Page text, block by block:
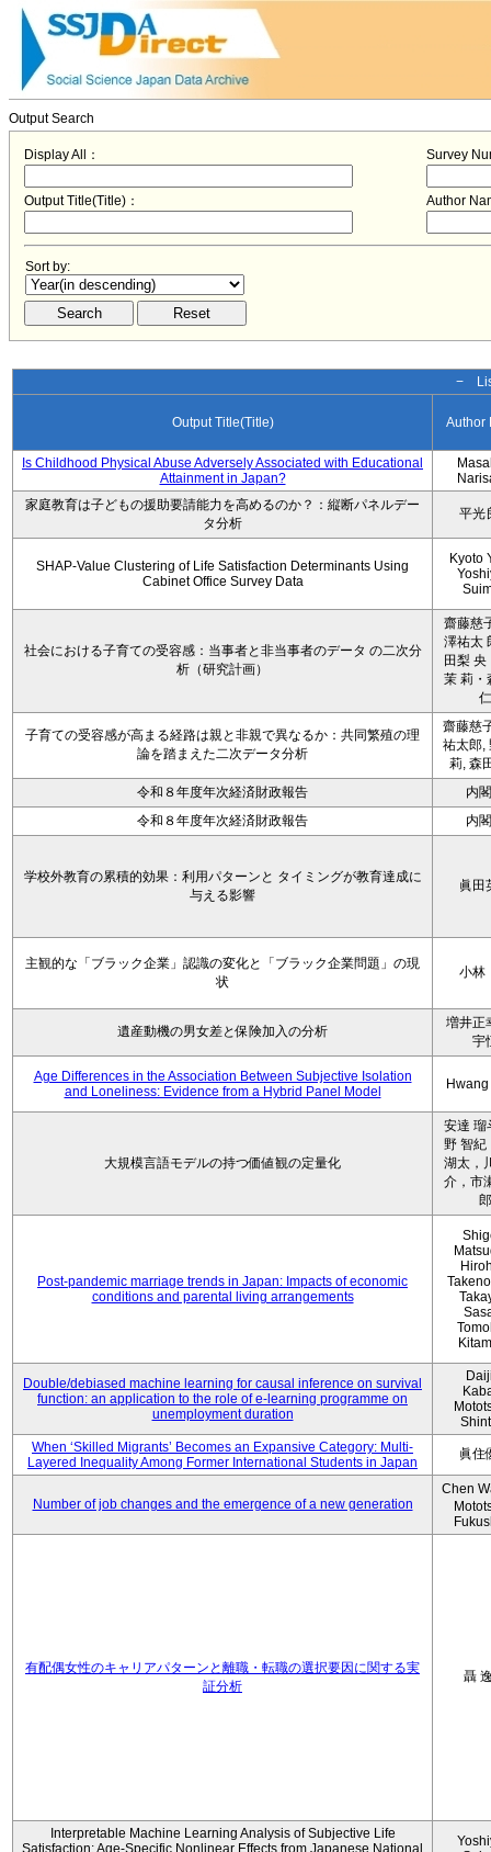
Output Search
Display All： Survey
Output Title(Title)： Author
Sort by:
−
Output Title(Title) Author
Is Childhood Physical Abuse Adversely Associated with Educational
Attainment in Japan?
家庭教育は子どもの援助要請能力を高めるのか？：縦断パネルデー
タ分析
平光
SHAP-Value Clustering of Life Satisfaction Determinants Using
Cabinet Office Survey Data
Kyoto
社会における子育ての受容感：当事者と非当事者のデータ の二次分
析（研究計画）
齋藤慈
澤祐太
田梨 央
茉 莉・
仁
子育ての受容感が高まる経路は親と非親で異なるか：共同繁殖の理
論を踏まえた二次データ分析
齋藤慈
祐太郎,
莉, 森
令和８年度年次経済財政報告
内
令和８年度年次経済財政報告
内
学校外教育の累積的効果：利用パターンと タイミングが教育達成に
与える影響
眞田
主観的な「ブラック企業」認識の変化と「ブラック企業問題」の現
状
小
遺産動機の男女差と保険加入の分析
増井正
宇
Age Differences in the Association Between Subjective Isolation
and Loneliness: Evidence from a Hybrid Panel Model
大規模言語モデルの持つ価値観の定量化
安達 瑠
野 智紀
湖太，
介，市
郎
Post-pandemic marriage trends in Japan: Impacts of economic
conditions and parental living arrangements
Double/debiased machine learning for causal inference on survival
function: an application to the role of e-learning programme on
unemployment duration
When ‘Skilled Migrants’ Becomes an Expansive Category: Multi-
Layered Inequality Among Former International Students in Japan
眞住
Number of job changes and the emergence of a new generation
Chen
有配偶女性のキャリアパターンと離職・転職の選択要因に関する実
証分析
聶
Interpretable Machine Learning Analysis of Subjective Life
Satisfaction: Age-Specific Nonlinear Effects from Japanese National